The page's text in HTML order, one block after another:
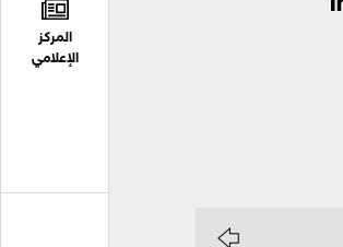
المركز
الإعلامي